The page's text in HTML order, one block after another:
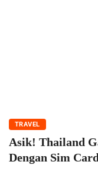
TRAVEL
Asik! Thailand
Dengan Sim